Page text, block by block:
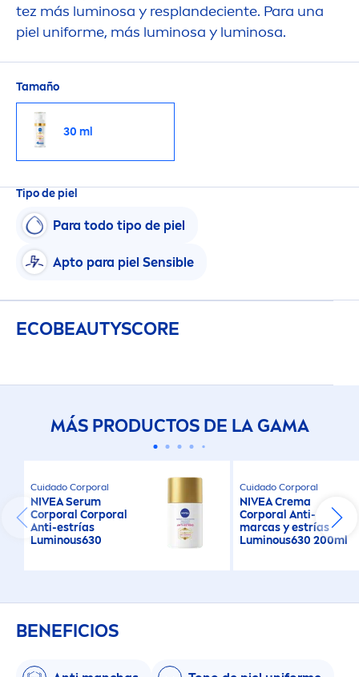
tez más luminosa y resplandeciente. Para una
piel uniforme, más luminosa y luminosa.
Tamaño
30 ml
Tipo de piel
Para todo tipo de piel
Apto para piel Sensible
ECOBEAUTYSCORE
MÁS PRODUCTOS DE LA GAMA
Cuidado Corporal
NIVEASerum
Corporal Corporal
Anti-estrías
Luminous630
Cuidado Corporal
NIVEACrema
Corporal Anti-
marcas y estrías
Luminous630 200ml
BENEFICIOS